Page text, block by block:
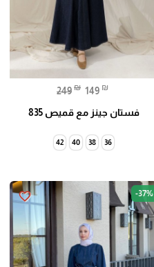
249 ₪ 149 ₪
فستان جينز مع قميص 835
36
38
40
42
favorite_border -37%